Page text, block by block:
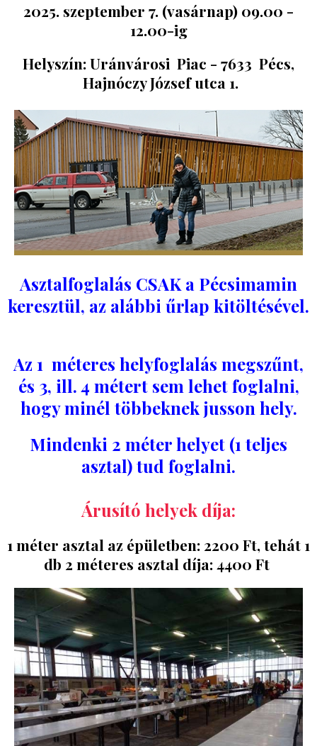
2025. szeptember 7. (vasárnap) 09.00 -
12.00-ig
Helyszín: Uránvárosi Piac - 7633 Pécs,
Hajnóczy József utca 1.
Asztalfoglalás CSAK a Pécsimamin
keresztül, az alábbi űrlap kitöltésével.
Az 1 méteres helyfoglalás megszűnt,
és 3, ill. 4 métert sem lehet foglalni,
hogy minél többeknek jusson hely.
Mindenki 2 méter helyet (1 teljes
asztal) tud foglalni.
Árusító helyek díja:
1 méter asztal az épületben: 2200 Ft, tehát 1
db 2 méteres asztal díja: 4400 Ft